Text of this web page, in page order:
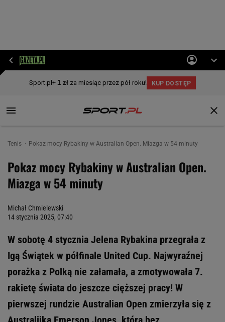
Tenis Pokaz mocy Rybakiny w Australian Open. Miazga w 54 minuty
Pokaz mocy Rybakiny w Australian Open.
Miazga w 54 minuty
Michał Chmielewski
14 stycznia 2025, 07:40
W sobotę 4 stycznia Jelena Rybakina przegrała z
Igą Świątek w półfinale United Cup. Najwyraźnej
porażka z Polką nie załamała, a zmotywowała 7.
rakietę świata do jeszcze cięższej pracy! W
pierwszej rundzie Australian Open zmierzyła się z